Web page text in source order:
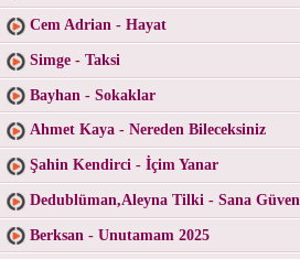
Cem Adrian - Hayat
Simge - Taksi
Bayhan - Sokaklar
Ahmet Kaya - Nereden Bileceksiniz
Şahin Kendirci - İçim Yanar
Dedublüman,Aleyna Tilki - Sana
Berksan - Unutamam 2025